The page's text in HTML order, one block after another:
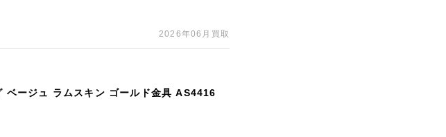
2026年06月買取
ベージュ ラムスキン ゴールド金具 AS4416